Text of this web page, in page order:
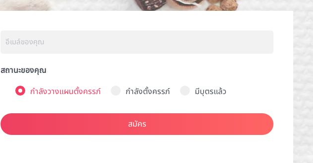
สถานะของคุณ
กำลังวางแผนตั้งครรภ์
กำลังตั้งครรภ์ มีบุตรแล้ว
สมัคร